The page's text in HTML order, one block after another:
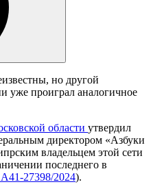
но другой
уже проиграл аналогичное
области утвердил
директором «Азбуки
владельцем этой сети
последнего в
27398/2024).